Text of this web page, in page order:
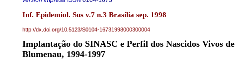
Inf. Epidemiol. Sus v.7 n.3 Brasília sep. 1998
http://dx.doi.org/10.5123/S0104-16731998000300004
Implantação do SINASC e Perfil dos Nascidos Vivos de
Blumenau, 1994-1997